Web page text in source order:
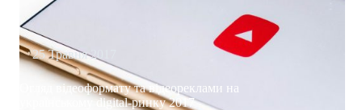
25 Травня 2017
Огляд відеоформату та відеореклами на
українському digital-ринку 2017